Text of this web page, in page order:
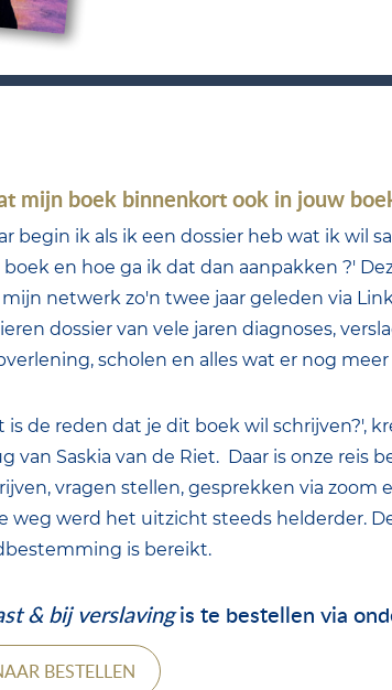
mijn boek binnenkort ook in jouw
begin ik als ik een dossier heb wat ik wil
boek en hoe ga ik dat dan aanpakken ?'
mijn netwerk zo'n twee jaar geleden via
dossier van vele jaren diagnoses,
scholen en alles wat er nog meer
is de reden dat je dit boek wil schrijven?',
van Saskia van de Riet. Daar is onze reis
vragen stellen, gesprekken via zoom
weg werd het uitzicht steeds helderder.
is bereikt.
& bij verslavingis te bestellen via
BESTELLEN